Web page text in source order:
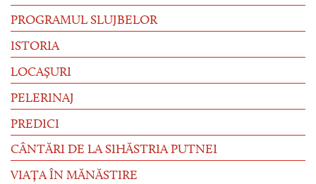
PROGRAMUL SLUJBELOR
ISTORIA
LOCAȘURI
PELERINAJ
PREDICI
CÂNTĂRI DE LA SIHĂSTRIA PUTNEI
VIAȚA ÎN MĂNĂSTIRE